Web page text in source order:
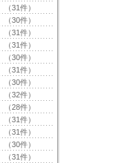
（31件）
（30件）
（31件）
（31件）
（30件）
（31件）
（30件）
（32件）
（28件）
（31件）
（31件）
（30件）
（31件）